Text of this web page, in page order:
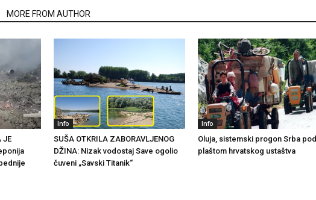
MORE FROM AUTHOR
JE
Info
SUŠA OTKRILA ZABORAVLJENOG
DŽINA: Nizak vodostaj Save ogolio
čuveni „Savski Titanik“
Info
Oluja, sistemski progon Srba pod
plaštom hrvatskog ustaštva